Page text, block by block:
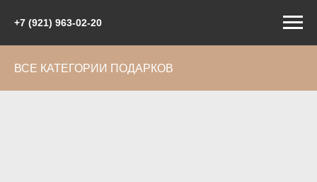
+7 (921) 963-02-20
ВСЕ КАТЕГОРИИ ПОДАРКОВ